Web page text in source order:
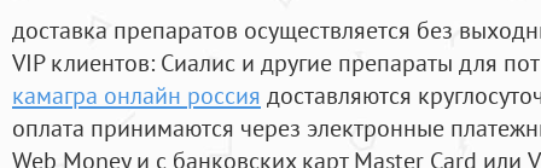
доставка препаратов осуществляется без
VIP клиентов: Сиалис и другие препараты для
камагра онлайн россия доставляются
оплата принимаются через электронные
Web Money и с банковских карт Master Card или